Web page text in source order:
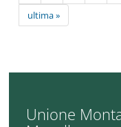
ultima »
Unione